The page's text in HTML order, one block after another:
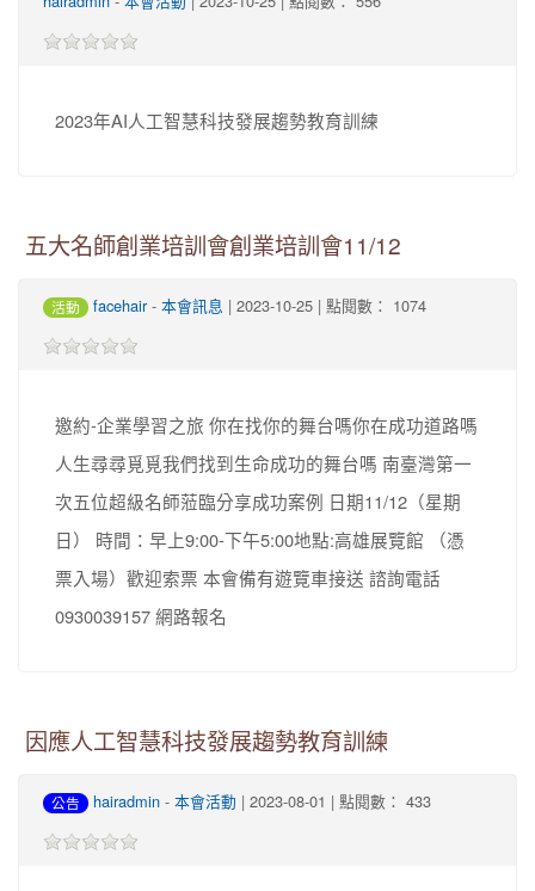
2023年AI人工智慧科技發展趨勢教育訓練
五大名師創業培訓會創業培訓會11/12
活動 facehair- 本會訊息 | 2023-10-25 | 點閱數： 1074
邀約-企業學習之旅 你在找你的舞台嗎你在成功道路嗎
人生尋尋覓覓我們找到生命成功的舞台嗎 南臺灣第一
次五位超級名師蒞臨分享成功案例 日期11/12（星期
日） 時間：早上9:00-下午5:00地點:高雄展覽館 （憑
票入場）歡迎索票 本會備有遊覽車接送 諮詢電話
0930039157 網路報名
因應人工智慧科技發展趨勢教育訓練
公告 hairadmin - 本會活動 | 2023-08-01 | 點閱數： 433